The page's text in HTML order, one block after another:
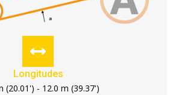
Longitudes
(20.01') - 12.0 m (39.37')